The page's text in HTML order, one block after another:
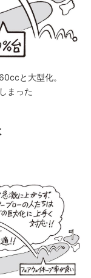
と大型化。
まった